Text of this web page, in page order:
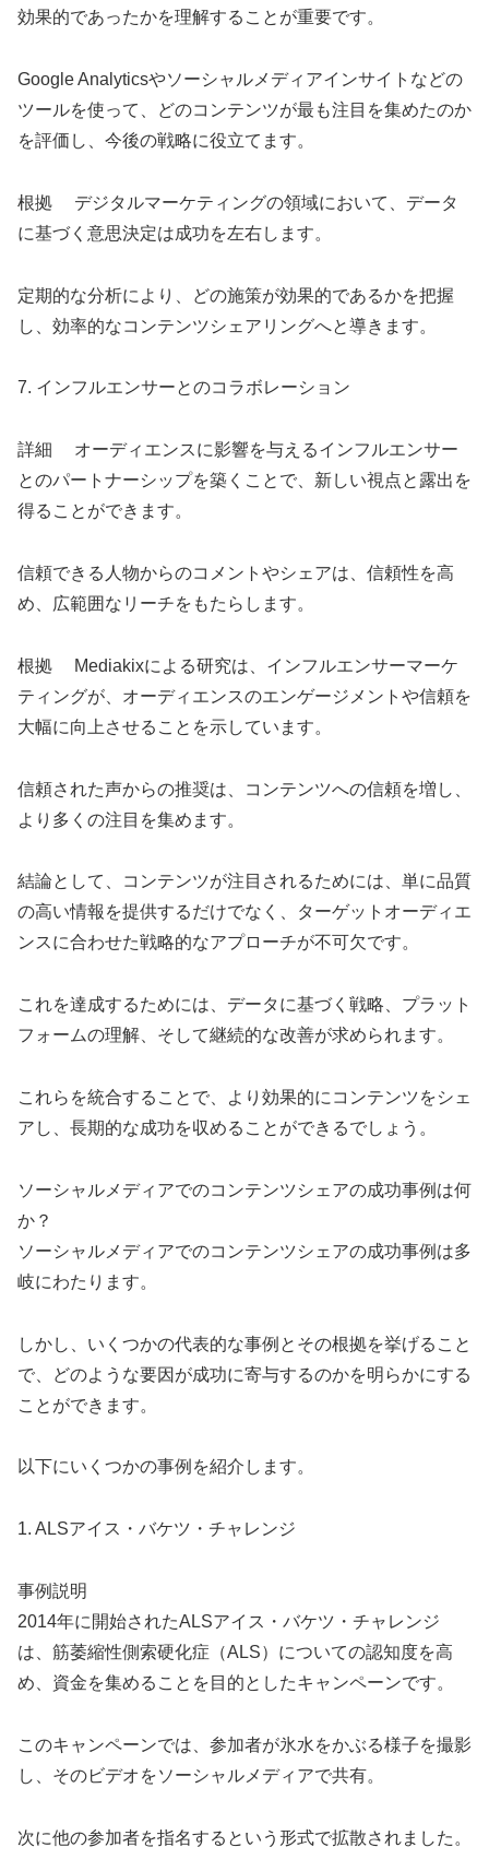
効果的であったかを理解することが重要です。
Google Analyticsやソーシャルメディアインサイトなどの
ツールを使って、どのコンテンツが最も注目を集めたのか
を評価し、今後の戦略に役立てます。
根拠 デジタルマーケティングの領域において、データ
に基づく意思決定は成功を左右します。
定期的な分析により、どの施策が効果的であるかを把握
し、効率的なコンテンツシェアリングへと導きます。
7. インフルエンサーとのコラボレーション
詳細 オーディエンスに影響を与えるインフルエンサー
とのパートナーシップを築くことで、新しい視点と露出を
得ることができます。
信頼できる人物からのコメントやシェアは、信頼性を高
め、広範囲なリーチをもたらします。
根拠 Mediakixによる研究は、インフルエンサーマーケ
ティングが、オーディエンスのエンゲージメントや信頼を
大幅に向上させることを示しています。
信頼された声からの推奨は、コンテンツへの信頼を増し、
より多くの注目を集めます。
結論として、コンテンツが注目されるためには、単に品質
の高い情報を提供するだけでなく、ターゲットオーディエ
ンスに合わせた戦略的なアプローチが不可欠です。
これを達成するためには、データに基づく戦略、プラット
フォームの理解、そして継続的な改善が求められます。
これらを統合することで、より効果的にコンテンツをシェ
アし、長期的な成功を収めることができるでしょう。
ソーシャルメディアでのコンテンツシェアの成功事例は何
か？
ソーシャルメディアでのコンテンツシェアの成功事例は多
岐にわたります。
しかし、いくつかの代表的な事例とその根拠を挙げること
で、どのような要因が成功に寄与するのかを明らかにする
ことができます。
以下にいくつかの事例を紹介します。
1. ALSアイス・バケツ・チャレンジ
事例説明
2014年に開始されたALSアイス・バケツ・チャレンジ
は、筋萎縮性側索硬化症（ALS）についての認知度を高
め、資金を集めることを目的としたキャンペーンです。
このキャンペーンでは、参加者が氷水をかぶる様子を撮影
し、そのビデオをソーシャルメディアで共有。
次に他の参加者を指名するという形式で拡散されました。